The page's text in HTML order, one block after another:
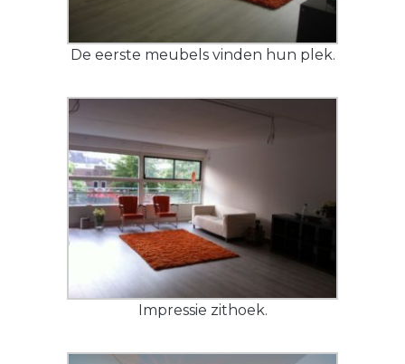
De eerste meubels vinden hun plek.
Impressie zithoek.